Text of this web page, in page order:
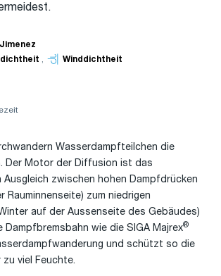
, Winddichtheit
Wasserdampfteilchen die
Der Motor der Diffusion ist das
Ausgleich zwischen hohen Dampfdrücken
Rauminnenseite) zum niedrigen
auf der Aussenseite des Gebäudes)
Dampfbremsbahn wie die SIGA Majrex®
und schützt so die
viel Feuchte.